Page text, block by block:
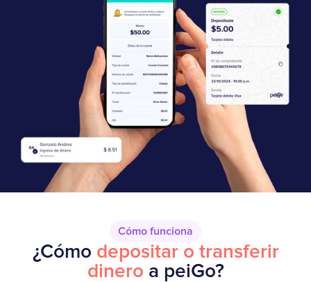
Cómo funciona
¿Cómo depositar o transferir
dinero a peiGo?